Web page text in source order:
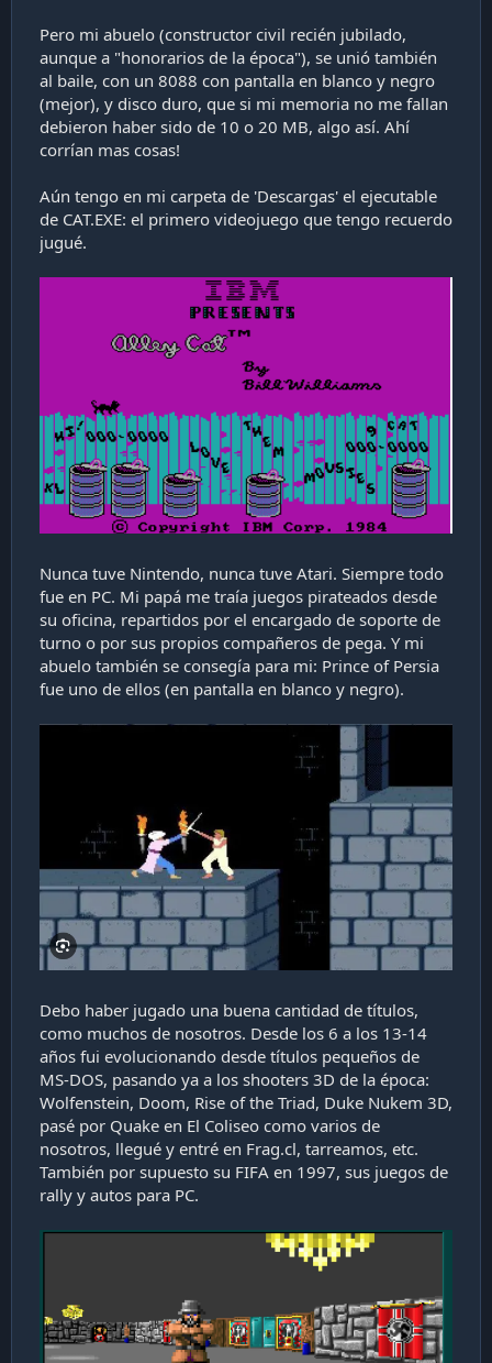
Pero mi abuelo (constructor civil recién jubilado,
aunque a "honorarios de la época"), se unió también
al baile, con un 8088 con pantalla en blanco y negro
(mejor), y disco duro, que si mi memoria no me fallan
debieron haber sido de 10 o 20 MB, algo así. Ahí
corrían mas cosas!
Aún tengo en mi carpeta de 'Descargas' el ejecutable
de CAT.EXE: el primero videojuego que tengo recuerdo
jugué.
Nunca tuve Nintendo, nunca tuve Atari. Siempre todo
fue en PC. Mi papá me traía juegos pirateados desde
su oficina, repartidos por el encargado de soporte de
turno o por sus propios compañeros de pega. Y mi
abuelo también se consegía para mi: Prince of Persia
fue uno de ellos (en pantalla en blanco y negro).
Debo haber jugado una buena cantidad de títulos,
como muchos de nosotros. Desde los 6 a los 13-14
años fui evolucionando desde títulos pequeños de
MS-DOS, pasando ya a los shooters 3D de la época:
Wolfenstein, Doom, Rise of the Triad, Duke Nukem 3D,
pasé por Quake en El Coliseo como varios de
nosotros, llegué y entré en Frag.cl, tarreamos, etc.
También por supuesto su FIFA en 1997, sus juegos de
rally y autos para PC.